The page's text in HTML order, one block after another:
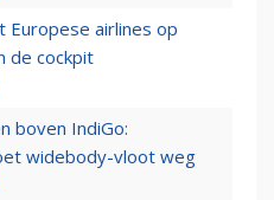
Europese airlines op
de cockpit
boven IndiGo:
widebody-vloot weg